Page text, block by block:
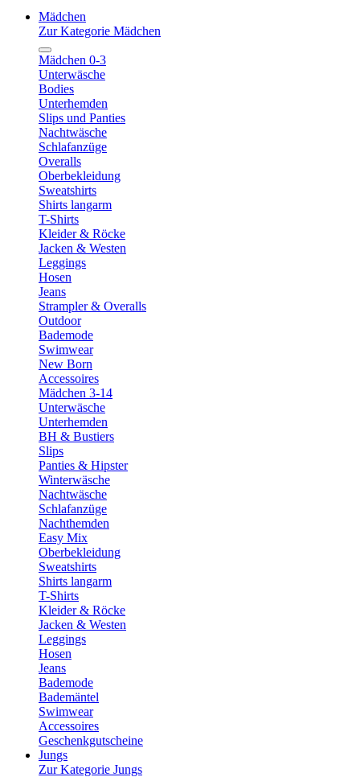
Mädchen
Zur Kategorie Mädchen
Mädchen 0-3
Unterwäsche
Bodies
Unterhemden
Slips und Panties
Nachtwäsche
Schlafanzüge
Overalls
Oberbekleidung
Sweatshirts
Shirts langarm
T-Shirts
Kleider & Röcke
Jacken & Westen
Leggings
Hosen
Jeans
Strampler & Overalls
Outdoor
Bademode
Swimwear
New Born
Accessoires
Mädchen 3-14
Unterwäsche
Unterhemden
BH & Bustiers
Slips
Panties & Hipster
Winterwäsche
Nachtwäsche
Schlafanzüge
Nachthemden
Easy Mix
Oberbekleidung
Sweatshirts
Shirts langarm
T-Shirts
Kleider & Röcke
Jacken & Westen
Leggings
Hosen
Jeans
Bademode
Bademäntel
Swimwear
Accessoires
Geschenkgutscheine
Jungs
Zur Kategorie Jungs